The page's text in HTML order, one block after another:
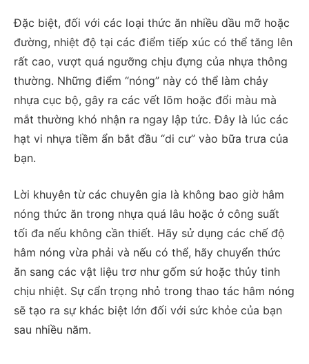
Đặc biệt, đối với các loại thức ăn nhiều dầu mỡ hoặc
đường, nhiệt độ tại các điểm tiếp xúc có thể tăng lên
rất cao, vượt quá ngưỡng chịu đựng của nhựa thông
thường. Những điểm “nóng” này có thể làm chảy
nhựa cục bộ, gây ra các vết lõm hoặc đổi màu mà
mắt thường khó nhận ra ngay lập tức. Đây là lúc các
hạt vi nhựa tiềm ẩn bắt đầu “di cư” vào bữa trưa của
bạn.
Lời khuyên từ các chuyên gia là không bao giờ hâm
nóng thức ăn trong nhựa quá lâu hoặc ở công suất
tối đa nếu không cần thiết. Hãy sử dụng các chế độ
hâm nóng vừa phải và nếu có thể, hãy chuyển thức
ăn sang các vật liệu trơ như gốm sứ hoặc thủy tinh
chịu nhiệt. Sự cẩn trọng nhỏ trong thao tác hâm nóng
sẽ tạo ra sự khác biệt lớn đối với sức khỏe của bạn
sau nhiều năm.